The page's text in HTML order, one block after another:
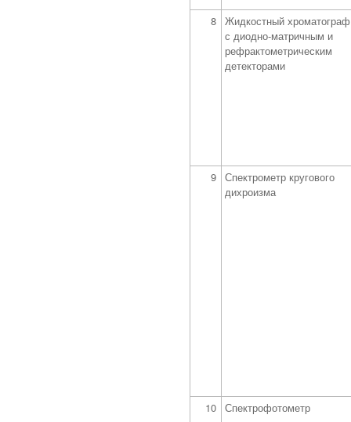
8 Жидкостный хроматограф
с диодно-матричным и
рефрактометрическим
детекторами
9 Спектрометр кругового
дихроизма
10 Спектрофотометр